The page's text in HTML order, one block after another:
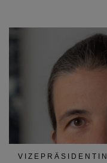
VIZEPRÄSIDENTIN